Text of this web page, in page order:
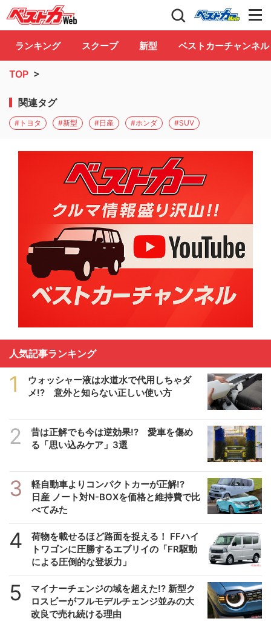
自動車情報誌「ベストカー」 Club
ランキング スクープ 新型 ベストカーチャンネル
TOP >
関連タグ
#トヨタ #新型 #日産 #ホンダ #SUV
人気記事ランキング
1
ウォッシャー液は水道水で代用しちゃダ
メ!? 意外と知らない正しい使い方
2
昔は正解でも今は逆効果!? 愛車を傷め
る「思い込みケア」3選
3
軽自動車よりコンパクトカーが正解!?
日産 ノート対N-BOXを価格と維持費で比
べてみた
4
荷物を載せるほど路面を捉える！ FFハイ
トワゴンに圧勝するエブリイの「FR駆動
による圧倒的な登坂力」
5
マイナーチェンジの域を超えた!? 新型ク
ロスビーがフルモデルチェンジ並みの大
改良で売れ続ける理由